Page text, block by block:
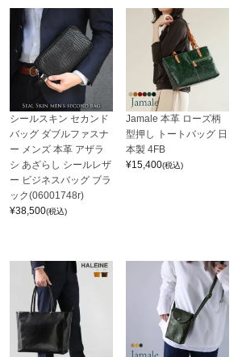
シールスキン セカンド
バッグ ダブルファスナ
ー メンズ 本革 アザラ
シ あざらし シールレザ
ー ビジネスバッグ ブラ
ック(06001748r)
¥38,500(税込)
Jamale 本革 ローズ柄
型押し トートバッグ 日
本製 4FB
¥15,400(税込)